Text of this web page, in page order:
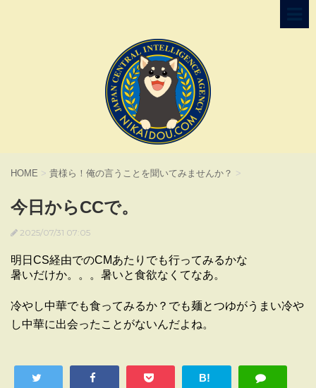
HOME > 貴様ら！俺の言うことを聞いてみませんか？ >
今日からCCで。
2025/07/31 07:05
明日CS経由でのCMあたりでも行ってみるかな
暑いだけか。。。暑いと食欲なくてなあ。
冷やし中華でも食ってみるか？でも麺とつゆがうまい冷や
し中華に出会ったことがないんだよね。
B!